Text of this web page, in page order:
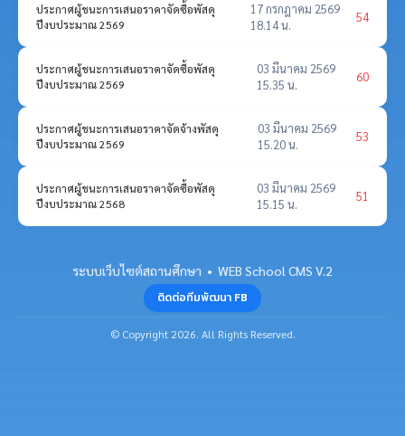
ประกาศผู้ชนะการเสนอราคาจัดซื้อพัสดุ
ปีงบประมาณ 2569
17 กรกฎาคม 2569
18.14 น.
54
ประกาศผู้ชนะการเสนอราคาจัดซื้อพัสดุ
ปีงบประมาณ 2569
03 มีนาคม 2569
15.35 น.
60
ประกาศผู้ชนะการเสนอราคาจัดจ้างพัสดุ
ปีงบประมาณ 2569
03 มีนาคม 2569
15.20 น.
53
ประกาศผู้ชนะการเสนอราคาจัดซื้อพัสดุ
ปีงบประมาณ 2568
03 มีนาคม 2569
15.15 น.
51
ระบบเว็บไซต์สถานศึกษา • WEB School CMS V.2
ติดต่อทีมพัฒนา FB
© Copyright 2026. All Rights Reserved.